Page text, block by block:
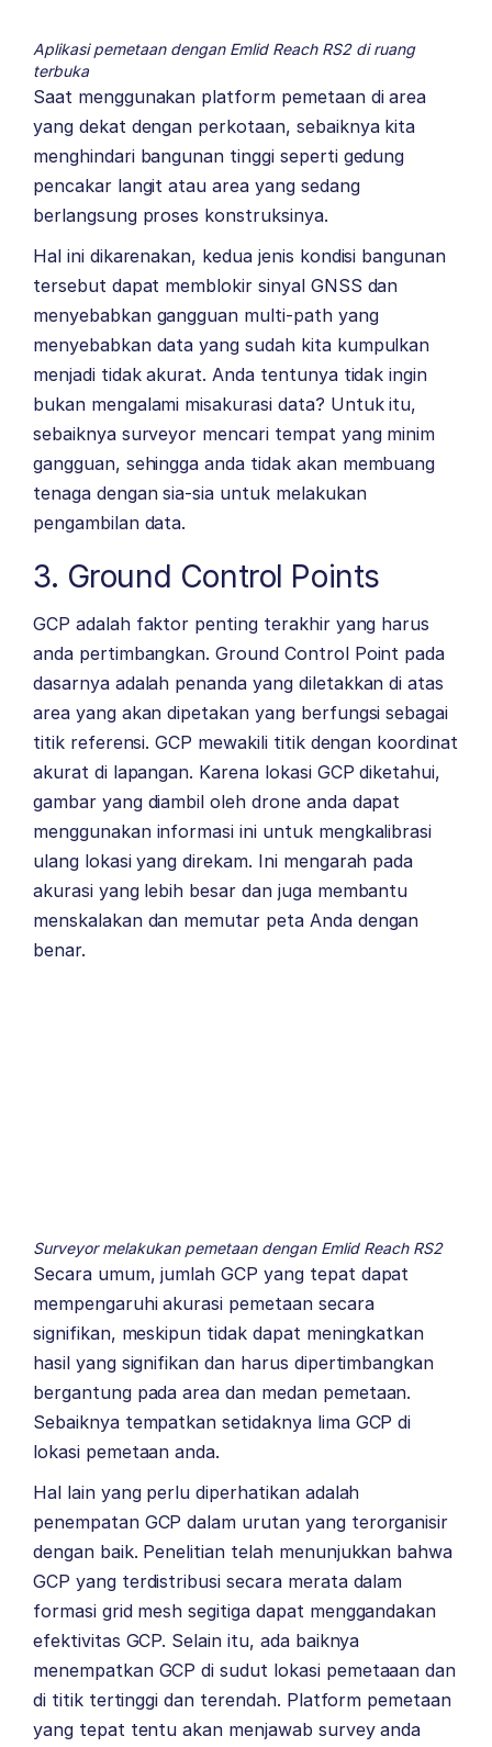
Aplikasi pemetaan dengan Emlid Reach RS2 di ruang
terbuka
Saat menggunakan platform pemetaan di area
yang dekat dengan perkotaan, sebaiknya kita
menghindari bangunan tinggi seperti gedung
pencakar langit atau area yang sedang
berlangsung proses konstruksinya.
Hal ini dikarenakan, kedua jenis kondisi bangunan
tersebut dapat memblokir sinyal GNSS dan
menyebabkan gangguan multi-path yang
menyebabkan data yang sudah kita kumpulkan
menjadi tidak akurat. Anda tentunya tidak ingin
bukan mengalami misakurasi data? Untuk itu,
sebaiknya surveyor mencari tempat yang minim
gangguan, sehingga anda tidak akan membuang
tenaga dengan sia-sia untuk melakukan
pengambilan data.
3. Ground Control Points
GCP adalah faktor penting terakhir yang harus
anda pertimbangkan. Ground Control Point pada
dasarnya adalah penanda yang diletakkan di atas
area yang akan dipetakan yang berfungsi sebagai
titik referensi. GCP mewakili titik dengan koordinat
akurat di lapangan. Karena lokasi GCP diketahui,
gambar yang diambil oleh drone anda dapat
menggunakan informasi ini untuk mengkalibrasi
ulang lokasi yang direkam. Ini mengarah pada
akurasi yang lebih besar dan juga membantu
menskalakan dan memutar peta Anda dengan
benar.
Surveyor melakukan pemetaan dengan Emlid Reach RS2
Secara umum, jumlah GCP yang tepat dapat
mempengaruhi akurasi pemetaan secara
signifikan, meskipun tidak dapat meningkatkan
hasil yang signifikan dan harus dipertimbangkan
bergantung pada area dan medan pemetaan.
Sebaiknya tempatkan setidaknya lima GCP di
lokasi pemetaan anda.
Hal lain yang perlu diperhatikan adalah
penempatan GCP dalam urutan yang terorganisir
dengan baik. Penelitian telah menunjukkan bahwa
GCP yang terdistribusi secara merata dalam
formasi grid mesh segitiga dapat menggandakan
efektivitas GCP. Selain itu, ada baiknya
menempatkan GCP di sudut lokasi pemetaaan dan
di titik tertinggi dan terendah. Platform pemetaan
yang tepat tentu akan menjawab survey anda